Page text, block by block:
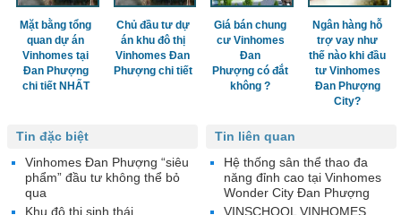
Mặt bằng tổng
quan dự án
Vinhomes tại
Đan Phượng
chi tiết NHẤT
Chủ đầu tư dự
án khu đô thị
Vinhomes Đan
Phượng chi tiết
Giá bán chung
cư Vinhomes
Đan
Phượng có đắt
không ?
Ngân hàng hỗ
trợ vay như
thế nào khi đầu
tư Vinhomes
Đan Phượng
City?
Tin liên quan
Hệ thống sân thể thao đa
năng đỉnh cao tại Vinhomes
Wonder City Đan Phượng
VINSCHOOL VINHOMES
Tin đặc biệt
Vinhomes Đan Phượng “siêu
phẩm” đầu tư không thể bỏ
qua
Khu đô thị sinh thái